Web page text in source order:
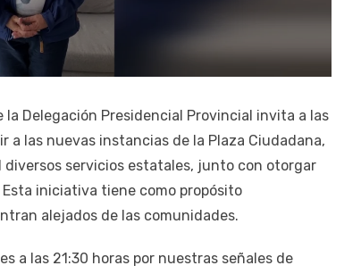
la Delegación Presidencial Provincial invita a las
a las nuevas instancias de la Plaza Ciudadana,
diversos servicios estatales, junto con otorgar
iniciativa tiene como propósito
alejados de las comunidades.
a las 21:30 horas por nuestras señales de